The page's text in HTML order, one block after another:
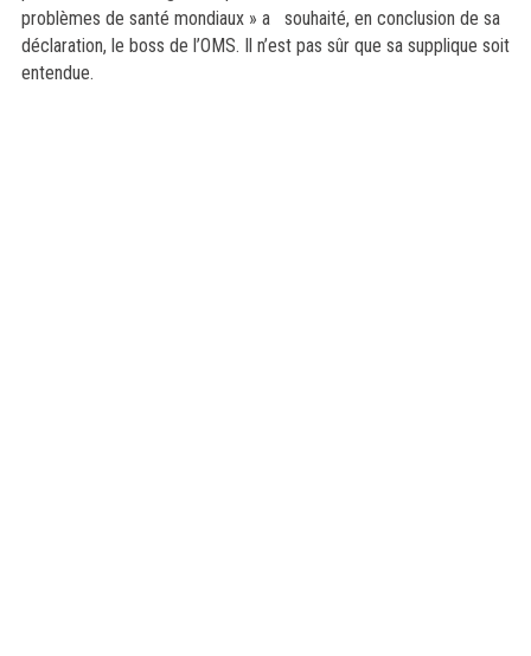
problèmes de santé mondiaux » a souhaité, en conclusion de sa
déclaration, le boss de l’OMS. Il n’est pas sûr que sa supplique soit
entendue.